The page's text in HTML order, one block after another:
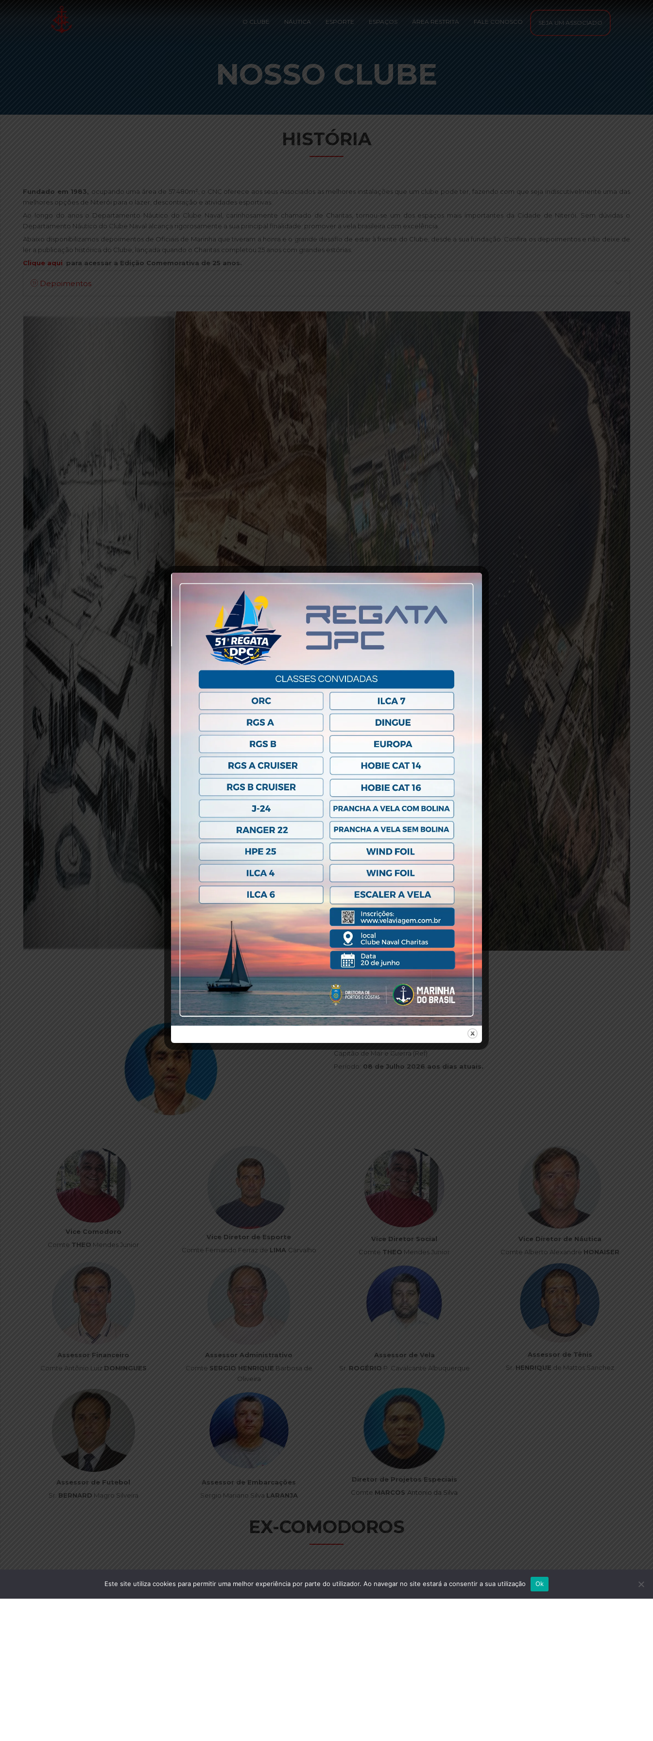
O CLUBE NÁUTICA ESPORTE ESPAÇOS ÁREA RESTRITA FALE CONOSCO SEJA UM ASSOCIADO
NOSSO CLUBE
HISTÓRIA
Fundado em 1983, ocupando uma área de 57.480m², o CNC oferece aos seus Associados as melhores instalações que um clube pode ter, fazendo com que seja indiscutivelmente uma das
melhores opções de Niterói para o lazer, descontração e atividades esportivas.
Ao longo do anos o Departamento Náutico do Clube Naval, carinhosamente chamado de Charitas, tornou-se um dos espaços mais importantes da Cidade de Niterói. Sem dúvidas o
Departamento Náutico do Clube Naval alcança rigorosamente a sua principal finalidade: promover a vela brasileira com excelência.
Abaixo disponibilizamos depoimentos de Oficiais de Marinha que tiveram a honra e o grande desafio de estar à frente do Clube, desde a sua fundação. Confira os depoimentos e não deixe de
ler a publicação histórica do Clube, lançada quando o Charitas completou 25 anos com grandes estórias.
Clique aqui para acessar a Edição Comemorativa de 25 anos.
Depoimentos
DIRETORIA
Comodoro
Capitão de Mar e Guerra (Ref)
Período: 08 de Julho 2026 aos dias atuais.
Vice Comodoro
Comte THEO Mendes Junior
Vice Diretor de Esporte
Comte Fernando Ferraz de LIMA Carvalho
Vice Diretor Social
Comte THEO Mendes Junior
Vice Diretor de Náutica
Comte Alberto Alexandre HONAISER
Assessor Financeiro
Comte Antônio Luiz DOMINGUES
Assessor Administrativo
Comte SERGIO HENRIQUE Barbosa de
Oliveira
Assessor de Vela
Sr. ROGÉRIO P. Cavalcante Albuquerque
Assessor de Tênis
Sr. HENRIQUE de Mattos Sanchez
Assessor de Futebol
Sr. BERNARD Magro Silveira
Assessor de Embarcações
Sergio Mariano Silva LARANJA
Diretor de Projetos Especiais
Comte MARCOS Antonio da Silva
EX-COMODOROS
Este site utiliza cookies para permitir uma melhor experiência por parte do utilizador. Ao navegar no site estará a consentir a sua utilização Ok